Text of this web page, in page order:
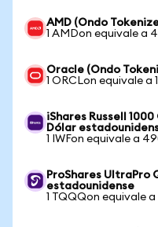
AMD (Ondo
1 AMDon equivale a
Oracle (Ondo
1 ORCLon equivale a
iShares Russell
Dólar
1 IWFon equivale a
ProShares UltraPro
estadounidense
1 TQQQon equivale